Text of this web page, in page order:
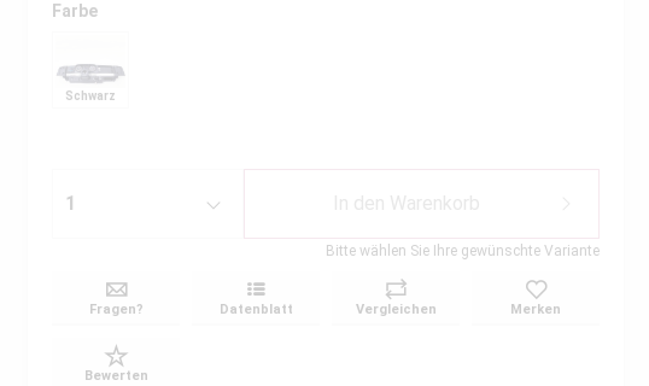
Farbe
Schwarz
Bitte wählen Sie Ihre gewünschte Variante
Fragen? Datenblatt Vergleichen Merken
Bewerten